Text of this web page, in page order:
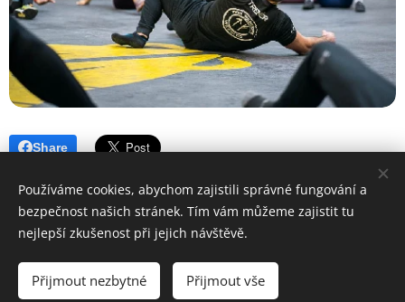
Share
Všechna práva vyhrazena
Cookies
Používáme cookies, abychom zajistili správné fungování a
bezpečnost našich stránek. Tím vám můžeme zajistit tu
nejlepší zkušenost při jejich návštěvě.
Přijmout nezbytné Přijmout vše